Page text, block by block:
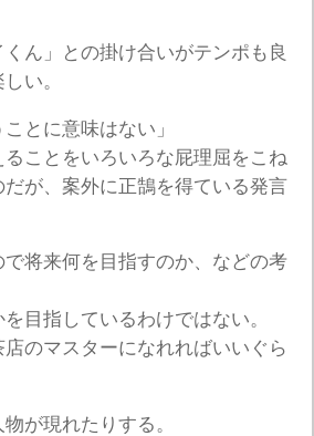
ん」との掛け合いがテンポも良
い。
とに意味はない」
ことをいろいろな屁理屈をこね
が、案外に正鵠を得ている発言
将来何を目指すのか、などの考
目指しているわけではない。
のマスターになれればいいぐら
が現れたりする。